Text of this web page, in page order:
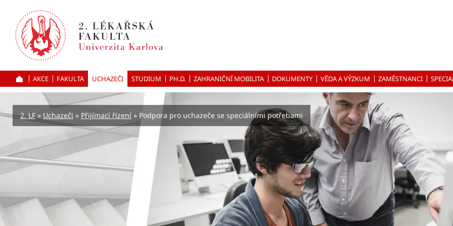
k hlavnímu
obsahu
ÚVOD
AKCE FAKULTA UCHAZEČI STUDIUM PH.D. ZAHRANIČNÍ MOBILITA DOKUMENTY VĚDA A VÝZKUM ZAMĚSTNANCI
2. LF Uchazeči Přijímací řízení Podpora pro uchazeče se speciálními potřebami